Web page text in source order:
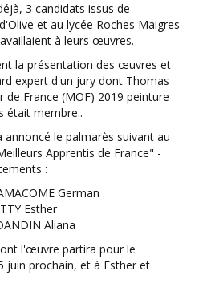
3 candidats issus de
et au lycée Roches Maigres
à leurs œuvres.
la présentation des œuvres et
expert d'un jury dont Thomas
de France (MOF) 2019 peinture
était membre..
le palmarès suivant au
Apprentis de France" -
:
German
Esther
Aliana
l'œuvre partira pour le
juin prochain, et à Esther et